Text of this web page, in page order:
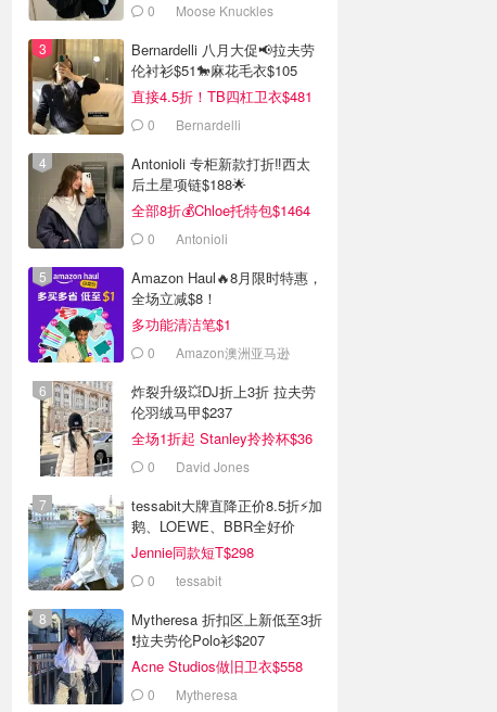
0 Moose Knuckles
Bernardelli 八月大促📢拉夫劳
伦衬衫$51🐎麻花毛衣$105
直接4.5折！TB四杠卫衣$481
0 Bernardelli
Antonioli 专柜新款打折‼️西太
后土星项链$188🌟
全部8折💰Chloe托特包$1464
0 Antonioli
Amazon Haul🔥8月限时特惠，
全场立减$8！
多功能清洁笔$1
0 Amazon澳洲亚马逊
炸裂升级💥DJ折上3折 拉夫劳
伦羽绒马甲$237
全场1折起 Stanley拎拎杯$36
0 David Jones
tessabit大牌直降正价8.5折⚡加
鹅、LOEWE、BBR全好价
Jennie同款短T$298
0 tessabit
Mytheresa 折扣区上新低至3折
❗拉夫劳伦Polo衫$207
Acne Studios做旧卫衣$558
0 Mytheresa